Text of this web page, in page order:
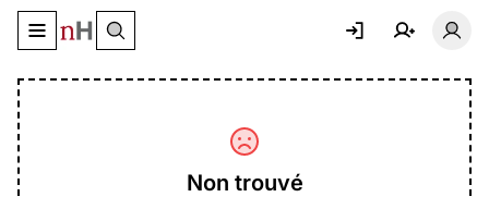
Basculer le menu de navigation
Non trouvé